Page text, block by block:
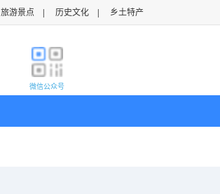
旅游景点 | 历史文化 | 乡土特产
微信公众号